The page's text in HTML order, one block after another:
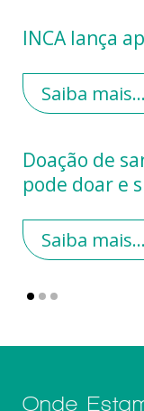
INCA lança
Saiba mais...
Doação de
pode doar e
Saiba mais...
Onde